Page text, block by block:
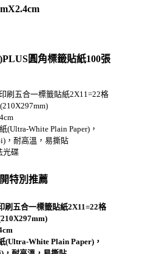
圓角標籤貼紙100張
刷五合一標籤貼紙2X11=22格
(Ultra-White Plain Paper)，
，耐高溫，易撕貼
光碟
特別推薦
刷五合一標籤貼紙2X11=22格
(Ultra-White Plain Paper)，